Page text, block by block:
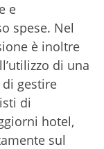
e
spese. Nel
è inoltre
di una
di gestire
di
hotel,
sul